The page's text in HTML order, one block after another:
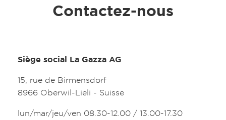
Contactez-nous
Siège social La Gazza AG
15, rue de Birmensdorf
8966 Oberwil-Lieli - Suisse
lun/mar/jeu/ven 08.30-12.00 / 13.00-17.30